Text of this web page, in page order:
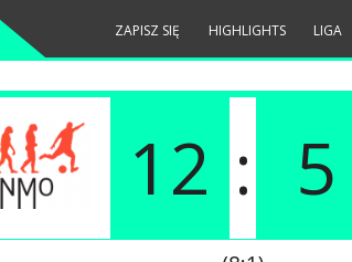
ZAPISZ SIĘ HIGHLIGHTS LIGA
12 : 5